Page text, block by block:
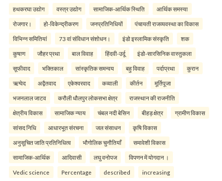
हथकरघा उद्योग वस्त्र उद्योग सामाजिक-आर्थिक स्थिति आर्थिक समस्या
रोजगार। हो-विकेन्द्रीकरण जनप्रतिनिधियों पंचायती राजव्यवस्था का विकास
विभिन्न समितियां 73 वां संविधान संशोधन। इंडो इस्लामिक संस्कृति शक
कुषाण जौहर प्रथा बाल विवाह हिंदवी-उर्दू इंडो-सारसिनिक वास्तुकला
सूफीवाद भक्तिकाल सांस्कृतिक समन्वय बहु विवाह पर्दाप्रथा कुरान
ऋग्वेद अद्वैतवाद एकेश्वरवाद कव्वाली कीर्तन मूर्तिपूजा
भजनलाल जाटव करौली धौलपुर लोकसभा क्षेत्र राजस्थान की राजनीति
क्षेत्रीय विकास सामाजिक न्याय चंबल नदी बेसिन बीहड़ क्षेत्र ग्रामीण विकास
सांसद निधि आधारभूत संरचना जल संसाधन कृषि विकास
अनुसूचित जाति प्रतिनिधित्व भौगोलिक चुनौतियाँ समावेशी विकास
सामाजिक-आर्थिक आदिवासी लघु वनोपज विपणन में योगदान ।
Vedic science Percentage described increasing